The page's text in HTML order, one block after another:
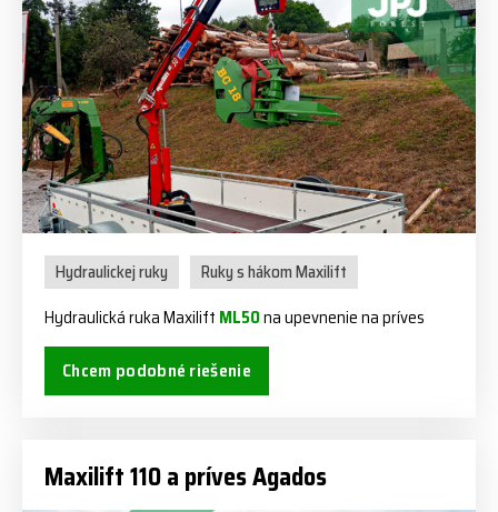
Hydraulickej ruky
Ruky s hákom Maxilift
Hydraulická ruka Maxilift ML50na upevnenie na príves
Chcem podobné riešenie
Maxilift 110 a príves Agados